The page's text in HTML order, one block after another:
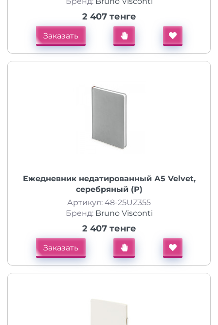
2 407 тенге
Заказать
Ежедневник недатированный А5 Velvet,
серебряный (Р)
Артикул: 48-25UZ355
Бренд: Bruno Visconti
2 407 тенге
Заказать